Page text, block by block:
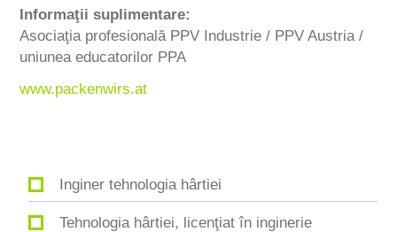
Informaţii suplimentare:
Asociaţia profesională PPV Industrie / PPV Austria /
uniunea educatorilor PPA
www.packenwirs.at
Inginer tehnologia hârtiei
Tehnologia hârtiei, licenţiat în inginerie